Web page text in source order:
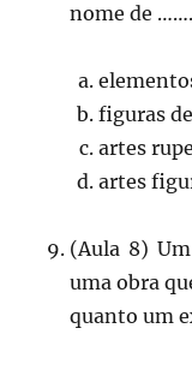
nome de
figuras
artes
artes
(Aula 8)
uma obra
quanto um